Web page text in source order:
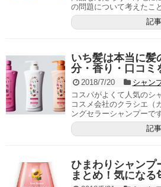
の問題について考えたこ
記
いち髪は本当に髪
分・香り・口コミ
2018/7/20
シャン
コスパがよくて人気のシ
コスメ会社のクラシエ（
ングセラーシャンプーで
記
ひまわりシャンプ
まとめ！気になる